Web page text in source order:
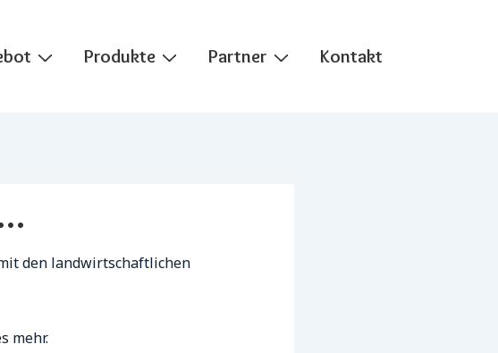
Produkte Partner Kontakt
den landwirtschaftlichen
mehr.